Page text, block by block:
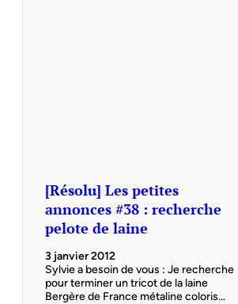
[Résolu] Les petites
annonces #38 : recherche
pelote de laine
3 janvier 2012
Sylvie a besoin de vous : Je recherche
pour terminer un tricot de la laine
Bergère de France métaline coloris…